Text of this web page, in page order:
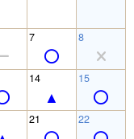
7 8
14 15
21 22